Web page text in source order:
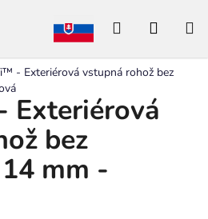
Hľadať
- Exteriérová vstupná rohož bez
Exteriérová
bez
mm -